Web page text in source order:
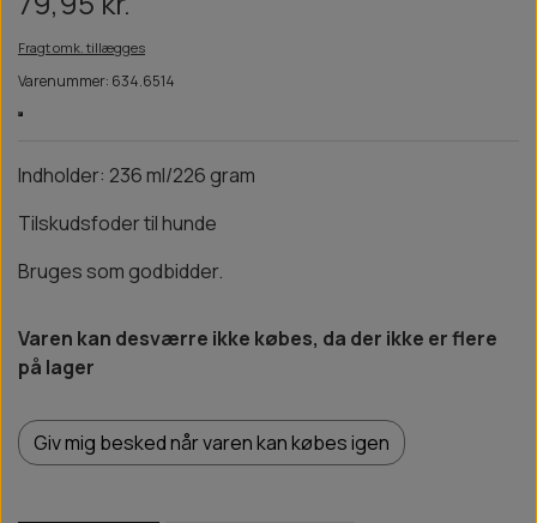
Fragt omk. tillægges
Varenummer: 634.6514
Indholder: 236 ml/226 gram
Tilskudsfoder til hunde
Bruges som godbidder.
Varen kan desværre ikke købes, da der ikke er flere
på lager
Giv mig besked når varen kan købes igen